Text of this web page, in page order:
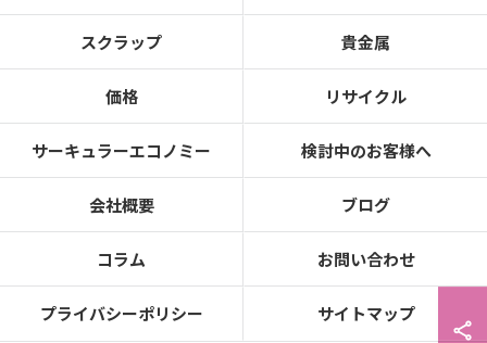
スクラップ 貴金属
価格 リサイクル
サーキュラーエコノミー 検討中のお客様へ
会社概要 ブログ
コラム お問い合わせ
プライバシーポリシー サイトマップ